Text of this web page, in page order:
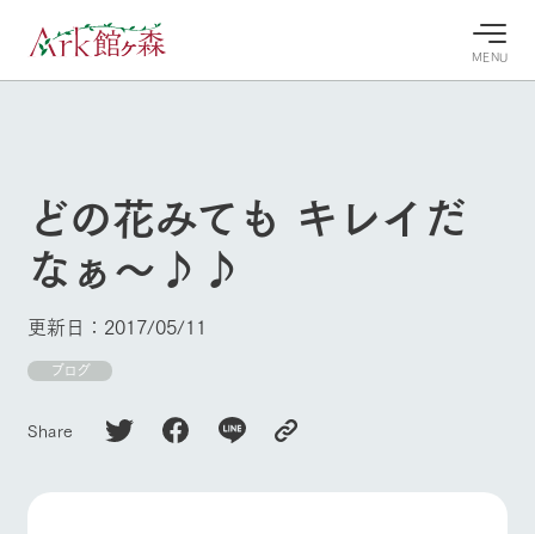
MENU
牧場へ行
よく見られている情報
今日の牧
案内
ガーデンの開花
状況などを毎日
ント・フェアの
情報やスケジュ
Ark館ヶ森について
牧場に行く
どの花みても キレイだ
なぁ～♪♪
更新日：2017/05/11
ブログ
Share